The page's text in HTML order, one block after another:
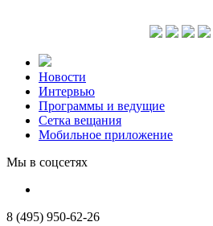
Новости
Интервью
Программы и ведущие
Сетка вещания
Мобильное приложение
Мы в соцсетях
8 (495) 950-62-26